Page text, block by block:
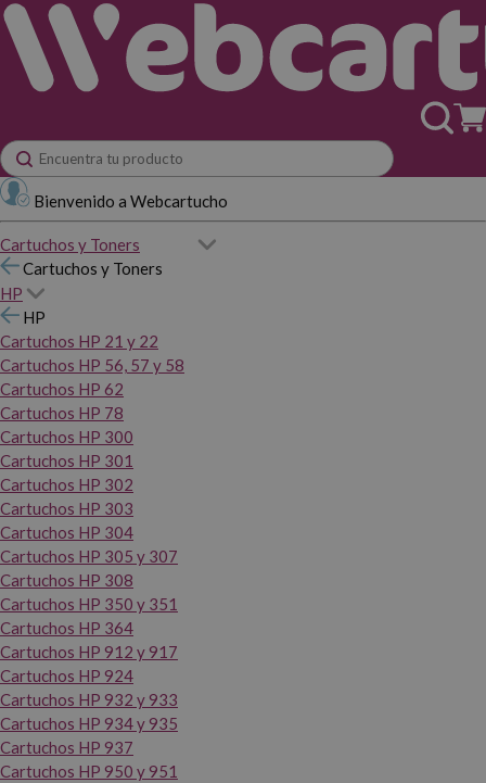
Bienvenido a Webcartucho
Cartuchos y Toners
Cartuchos y Toners
HP
HP
Cartuchos HP 21 y 22
Cartuchos HP 56, 57 y 58
Cartuchos HP 62
Cartuchos HP 78
Cartuchos HP 300
Cartuchos HP 301
Cartuchos HP 302
Cartuchos HP 303
Cartuchos HP 304
Cartuchos HP 305 y 307
Cartuchos HP 308
Cartuchos HP 350 y 351
Cartuchos HP 364
Cartuchos HP 912 y 917
Cartuchos HP 924
Cartuchos HP 932 y 933
Cartuchos HP 934 y 935
Cartuchos HP 937
Cartuchos HP 950 y 951